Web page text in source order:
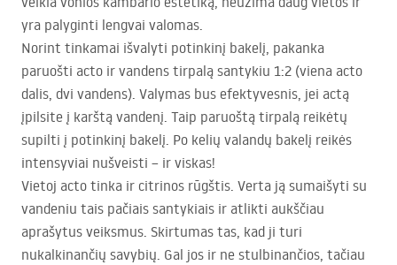
yra palyginti lengvai valomas.
Norint tinkamai išvalyti potinkinį bakelį, pakanka
paruošti acto ir vandens tirpalą santykiu 1:2 (viena acto
dalis, dvi vandens). Valymas bus efektyvesnis, jei actą
įpilsite į karštą vandenį. Taip paruoštą tirpalą reikėtų
supilti į potinkinį bakelį. Po kelių valandų bakelį reikės
intensyviai nušveisti – ir viskas!
Vietoj acto tinka ir citrinos rūgštis. Verta ją sumaišyti su
vandeniu tais pačiais santykiais ir atlikti aukščiau
aprašytus veiksmus. Skirtumas tas, kad ji turi
nukalkinančių savybių. Gal jos ir ne stulbinančios, tačiau